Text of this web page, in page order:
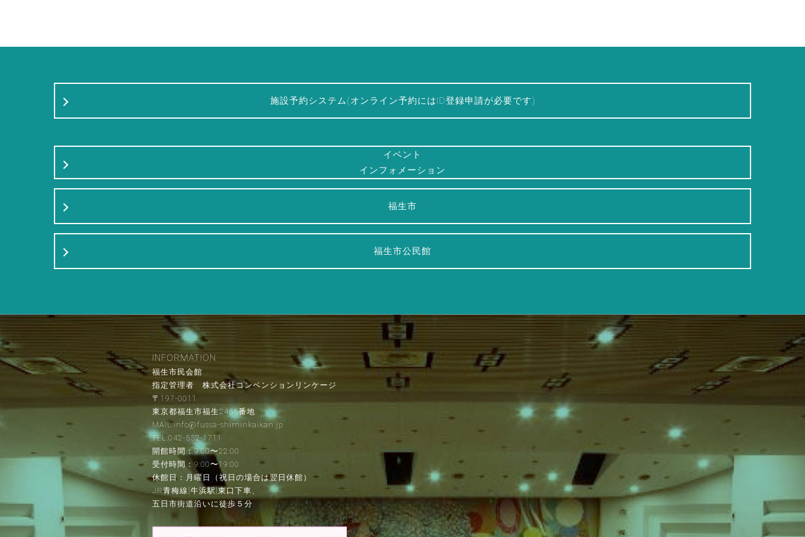
施設予約システム(オンライン予約にはID登録申請が必要です)
イベント
インフォメーション
福生市
福生市公民館
INFORMATION
福生市民会館
指定管理者 株式会社コンベンションリンケージ
〒197-0011
東京都福生市福生2455番地
MAIL:info@fussa-shiminkaikan.jp
TEL:042-552-1711
開館時間：9:00〜22:00
受付時間：9:00〜19:00
休館日：月曜日（祝日の場合は翌日休館）
JR青梅線[牛浜駅]東口下車、
五日市街道沿いに徒歩５分